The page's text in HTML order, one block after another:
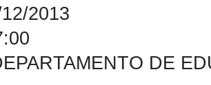
2013
DE